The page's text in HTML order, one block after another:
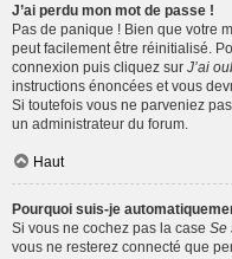
J’ai perdu mon mot de passe !
Pas de panique ! Bien que votre
peut facilement être réinitialisé.
connexion puis cliquez sur J’ai
instructions énoncées et vous
Si toutefois vous ne parveniez
un administrateur du forum.
Haut
Pourquoi suis-je
Si vous ne cochez pas la case Se
vous ne resterez connecté que